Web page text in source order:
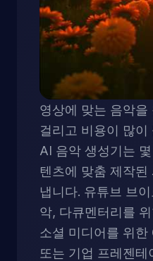
영상에 맞는 음악을
걸리고 비용이 많이
AI 음악 생성기는
텐츠에 맞춤 제작된
냅니다. 유튜브 브
악, 다큐멘터리를
소셜 미디어를 위
또는 기업 프레젠